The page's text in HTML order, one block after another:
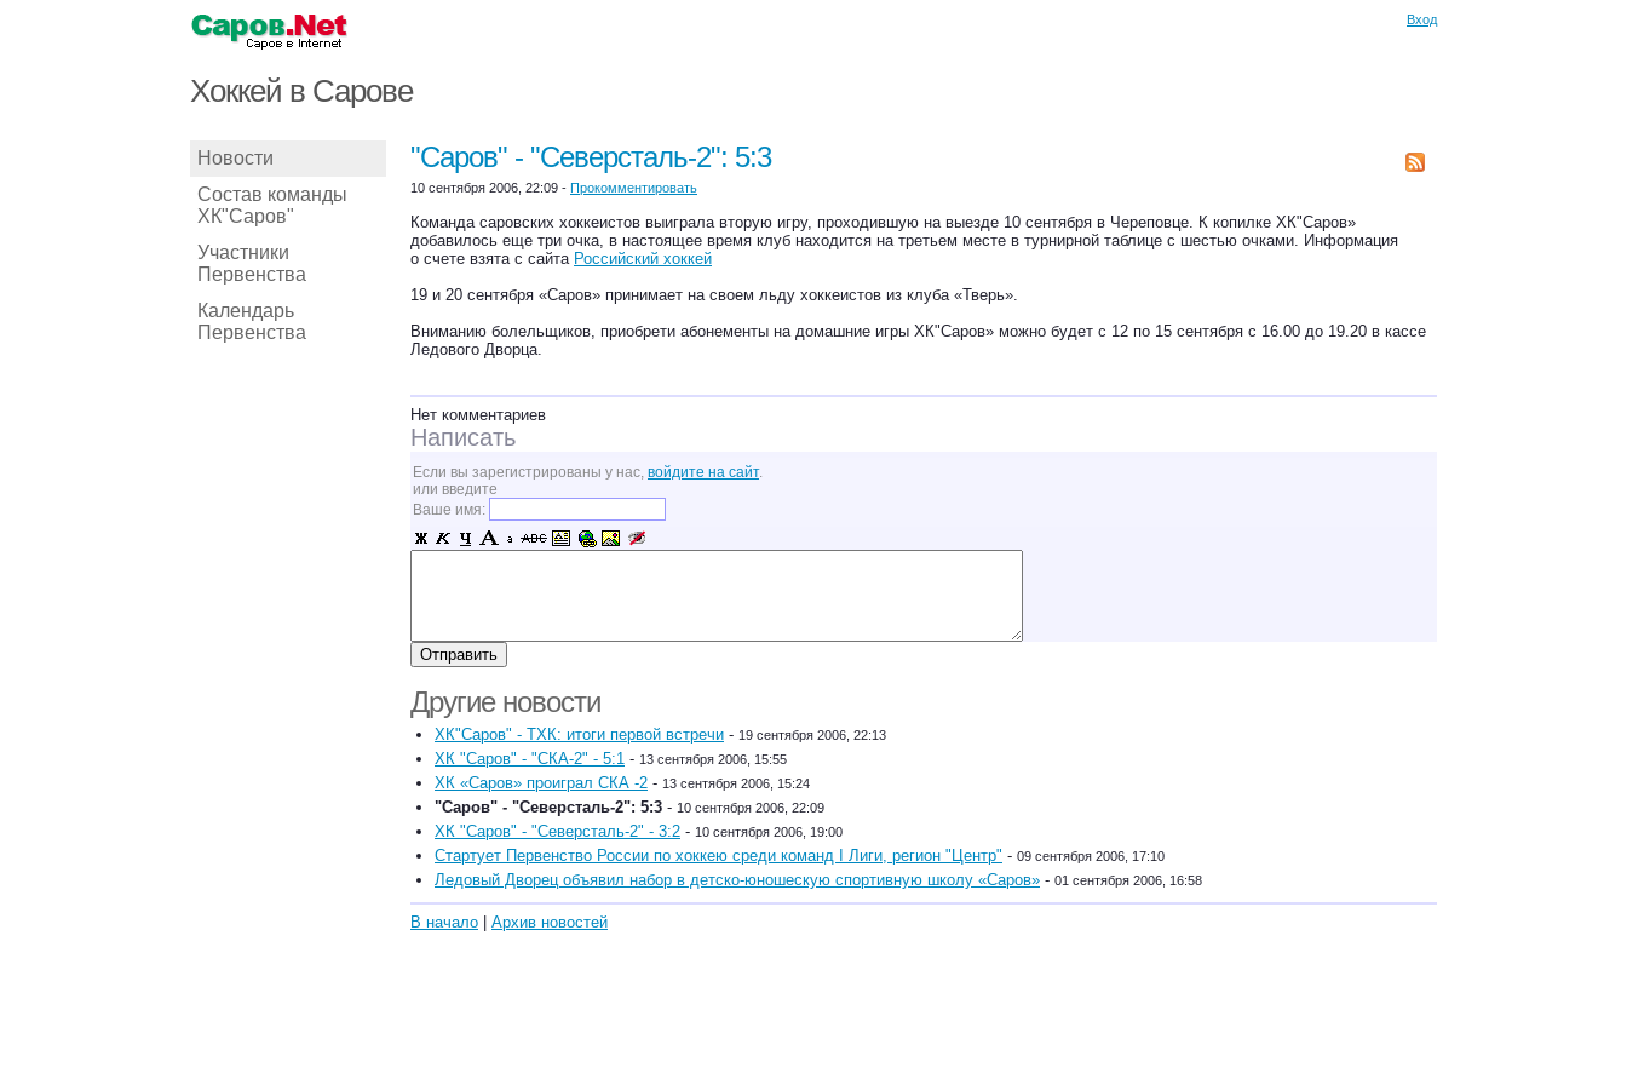
Вход
Хоккей в Сарове
Новости
Состав команды
ХК"Саров"
Участники
Первенства
Календарь
Первенства
"Саров" - "Северсталь-2": 5:3
10 сентября 2006, 22:09 - Прокомментировать
Команда саровских хоккеистов выиграла вторую игру, проходившую на выезде 10 сентября в Череповце. К копилке ХК"Саров»
добавилось еще три очка, в настоящее время клуб находится на третьем месте в турнирной таблице с шестью очками. Информация
о счете взята с сайта Российский хоккей
19 и 20 сентября «Саров» принимает на своем льду хоккеистов из клуба «Тверь».
Вниманию болельщиков, приобрети абонементы на домашние игры ХК"Саров» можно будет с 12 по 15 сентября с 16.00 до 19.20 в кассе
Ледового Дворца.
Нет комментариев
Написать
Если вы зарегистрированы у нас, войдите на сайт.
или введите
Ваше имя:
Другие новости
ХК"Саров" - ТХК: итоги первой встречи - 19 сентября 2006, 22:13
ХК "Саров" - "СКА-2" - 5:1 - 13 сентября 2006, 15:55
ХК «Саров» проиграл СКА -2 - 13 сентября 2006, 15:24
"Саров" - "Северсталь-2": 5:3 - 10 сентября 2006, 22:09
ХК "Саров" - "Северсталь-2" - 3:2 - 10 сентября 2006, 19:00
Стартует Первенство России по хоккею среди команд I Лиги, регион "Центр" - 09 сентября 2006, 17:10
Ледовый Дворец объявил набор в детско-юношескую спортивную школу «Саров» - 01 сентября 2006, 16:58
В начало | Архив новостей